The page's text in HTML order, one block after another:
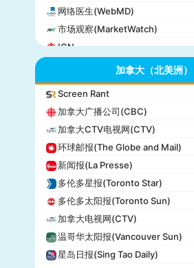
网络医生(WebMD)
市场观察(MarketWatch)
IGN
今日美国(USA Today)
BuzzFeed
全国公共广播电台(NPR)
美国广播公司(ABC)
美国新闻与世界报道(U.S. News)
CBS Sports
全国广播公司(NBC)
The Verge
PCMag
休斯顿纪事报(Houston Chronicle)
赫芬顿邮报(Huffpost)
加拿大（北美洲）
Screen Rant
加拿大广播公司(CBC)
加拿大CTV电视网(CTV)
环球邮报(The Globe and Mail)
新闻报(La Presse)
多伦多星报(Toronto Star)
多伦多太阳报(Toronto Sun)
加拿大电视网(CTV)
温哥华太阳报(Vancouver Sun)
星岛日报(Sing Tao Daily)